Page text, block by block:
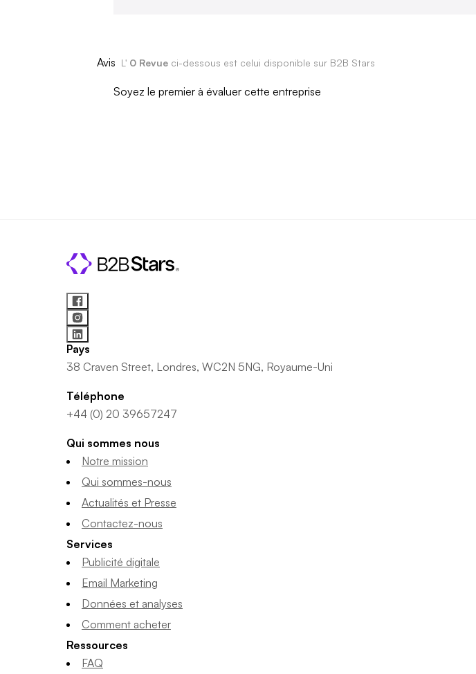
Avis L' 0 Revue ci-dessous est celui disponible sur B2B Stars
Soyez le premier à évaluer cette entreprise
Pays
38 Craven Street, Londres, WC2N 5NG, Royaume-Uni
Téléphone
+44 (0) 20 39657247
Qui sommes nous
Notre mission
Qui sommes-nous
Actualités et Presse
Contactez-nous
Services
Publicité digitale
Email Marketing
Données et analyses
Comment acheter
Ressources
FAQ